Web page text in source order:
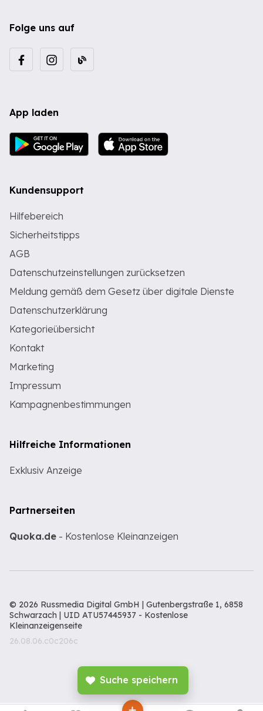
Suche speichern
Folge uns auf
App laden
Kundensupport
Hilfebereich
Sicherheitstipps
AGB
Datenschutzeinstellungen zurücksetzen
Meldung gemäß dem Gesetz über digitale Dienste
Datenschutzerklärung
Kategorieübersicht
Kontakt
Marketing
Impressum
Kampagnenbestimmungen
Hilfreiche Informationen
Exklusiv Anzeige
Partnerseiten
Quoka.de - Kostenlose Kleinanzeigen
© 2026 Russmedia Digital GmbH | Gutenbergstraße 1, 6858
Schwarzach | UID ATU57445937 - Kostenlose
Kleinanzeigenseite
26.08.06.c0c206c